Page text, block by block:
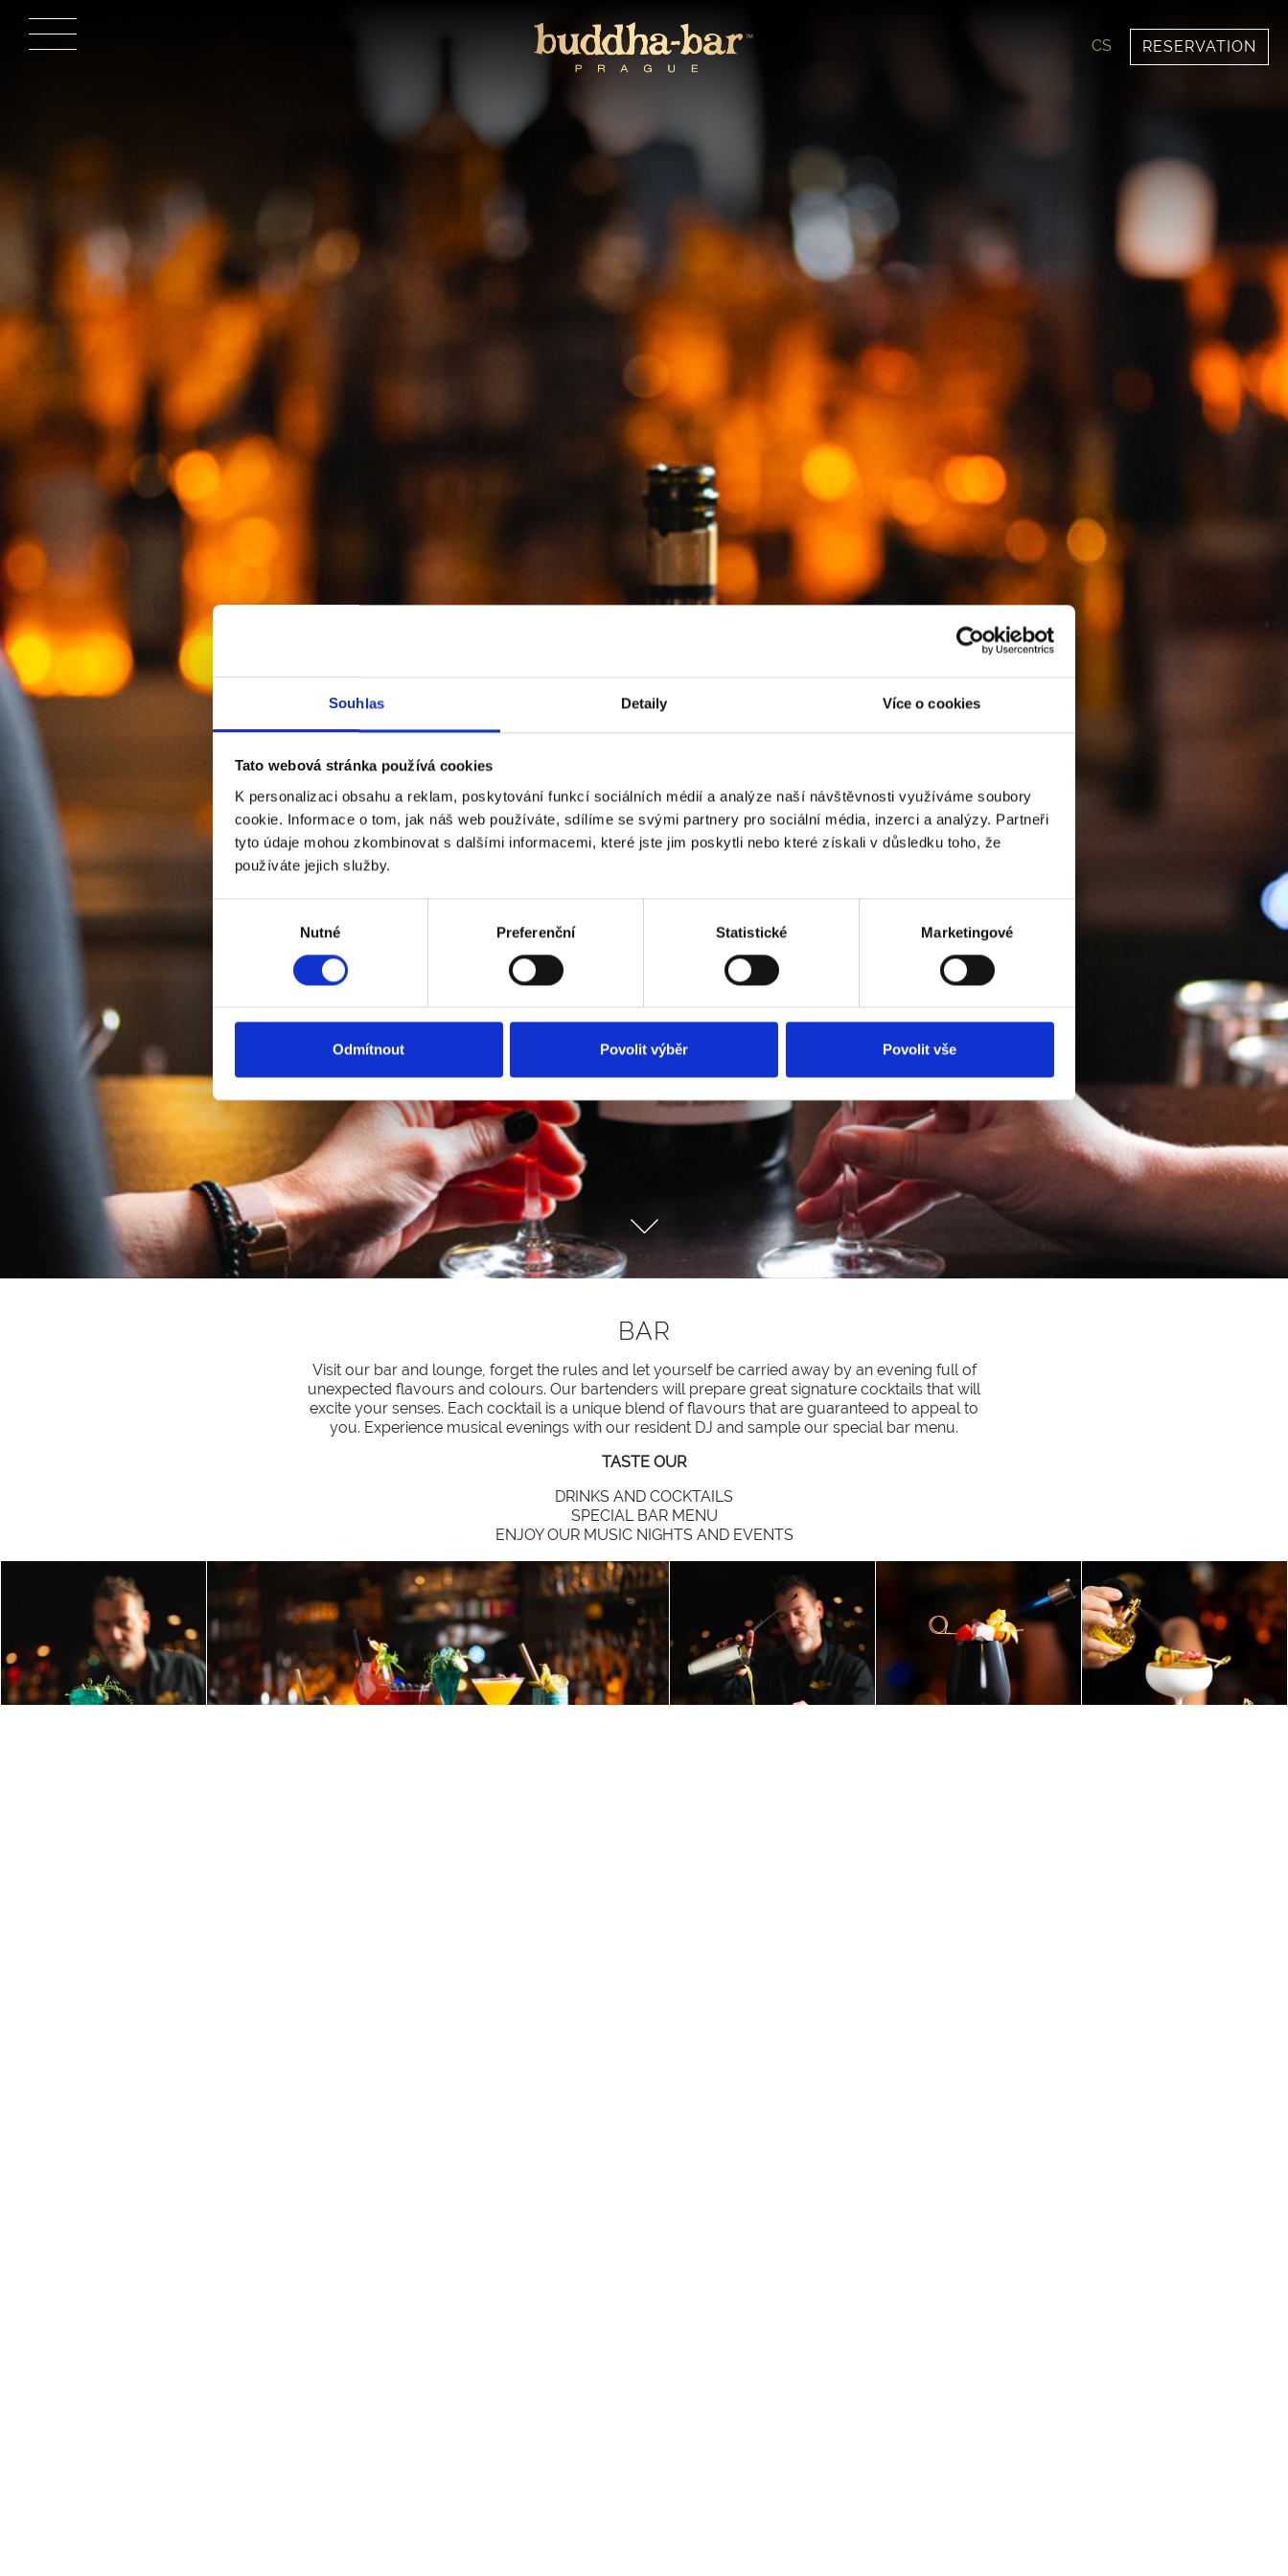
Souhlas Detaily Více o cookies
Tato webová stránka používá cookies
K personalizaci obsahu a reklam, poskytování funkcí sociálních médií a analýze naší návštěvnosti využíváme soubory
cookie. Informace o tom, jak náš web používáte, sdílíme se svými partnery pro sociální média, inzerci a analýzy. Partneři
tyto údaje mohou zkombinovat s dalšími informacemi, které jste jim poskytli nebo které získali v důsledku toho, že
používáte jejich služby.
Nutné Preferenční Statistické Marketingové
Odmítnout Povolit výběr Povolit vše
CS RESERVATION
BAR AND LOUNGE
BAR
Visit our bar and lounge, forget the rules and let yourself be carried away by an evening full of
unexpected flavours and colours. Our bartenders will prepare great signature cocktails that will
excite your senses. Each cocktail is a unique blend of flavours that are guaranteed to appeal to
you. Experience musical evenings with our resident DJ and sample our special bar menu.
TASTE OUR
DRINKS AND COCKTAILS
SPECIAL BAR MENU
ENJOY OUR MUSIC NIGHTS AND EVENTS